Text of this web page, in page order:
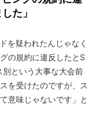
た」
を疑われたんじゃなく
の規約に違反したとS
という大事な大会前
を受けたのですが、ス
意味じゃないです」と